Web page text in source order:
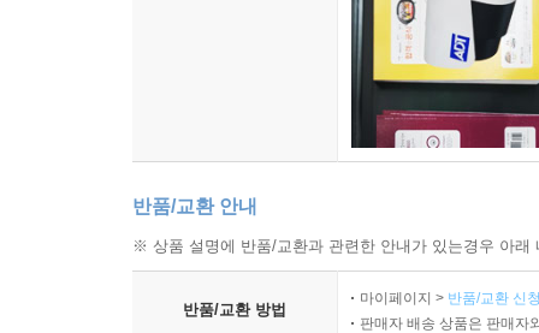
X. 현대의 세계사(바라클라프의 다이얼로그)
- 담론의 배경 : 유럽 시대와 유럽 중심주의 사관의
반품/교환 안내
※ 상품 설명에 반품/교환과 관련한 안내가 있는경우 아
반품/교환 방법
마이페이지 > 반품/교환 신
판매자 배송 상품은 판매자